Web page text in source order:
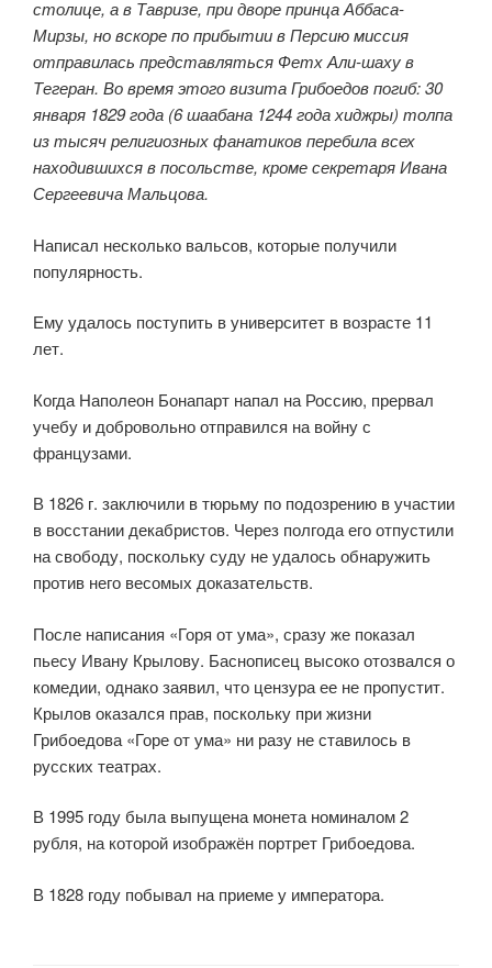
столице, а в Тавризе, при дворе принца Аббаса-
Мирзы, но вскоре по прибытии в Персию миссия
отправилась представляться Фетх Али-шаху в
Тегеран. Во время этого визита Грибоедов погиб: 30
января 1829 года (6 шаабана 1244 года хиджры) толпа
из тысяч религиозных фанатиков перебила всех
находившихся в посольстве, кроме секретаря Ивана
Сергеевича Мальцова.
Написал несколько вальсов, которые получили
популярность.
Ему удалось поступить в университет в возрасте 11
лет.
Когда Наполеон Бонапарт напал на Россию, прервал
учебу и добровольно отправился на войну с
французами.
В 1826 г. заключили в тюрьму по подозрению в участии
в восстании декабристов. Через полгода его отпустили
на свободу, поскольку суду не удалось обнаружить
против него весомых доказательств.
После написания «Горя от ума», сразу же показал
пьесу Ивану Крылову. Баснописец высоко отозвался о
комедии, однако заявил, что цензура ее не пропустит.
Крылов оказался прав, поскольку при жизни
Грибоедова «Горе от ума» ни разу не ставилось в
русских театрах.
В 1995 году была выпущена монета номиналом 2
рубля, на которой изображён портрет Грибоедова.
В 1828 году побывал на приеме у императора.